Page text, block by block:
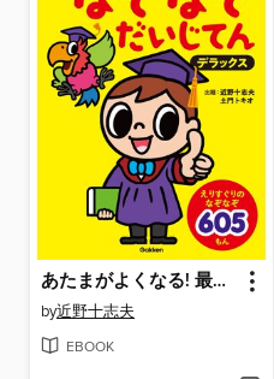
あたまがよくなる! 最強なぞなぞだいじてん デラックス
by近野十志夫
EBOOK